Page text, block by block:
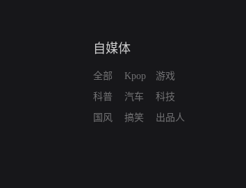
自媒体
全部
科普
国风
Kpop
汽车
搞笑
游戏
科技
出品人